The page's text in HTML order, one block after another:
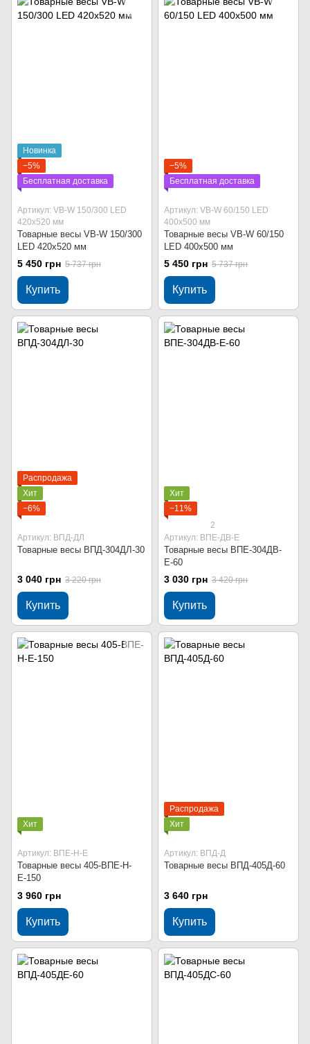
Новинка
−5%
Бесплатная доставка
Артикул: VB-W 150/300 LED
420х520 мм
Товарные весы VB-W 150/300
LED 420х520 мм
5 450 грн 5 737 грн
Купить
−5%
Бесплатная доставка
Артикул: VB-W 60/150 LED
400х500 мм
Товарные весы VB-W 60/150
LED 400х500 мм
5 450 грн 5 737 грн
Купить
Распродажа
Хит
−6%
Артикул: ВПД-ДЛ
Товарные весы ВПД-304ДЛ-30
3 040 грн 3 220 грн
Купить
Хит
−11%
2
Артикул: ВПЕ-ДВ-Е
Товарные весы ВПЕ-304ДВ-
Е-60
3 030 грн 3 420 грн
Купить
Хит
Артикул: ВПЕ-Н-Е
Товарные весы 405-ВПЕ-Н-
Е-150
3 960 грн
Купить
Распродажа
Хит
Артикул: ВПД-Д
Товарные весы ВПД-405Д-60
3 640 грн
Купить